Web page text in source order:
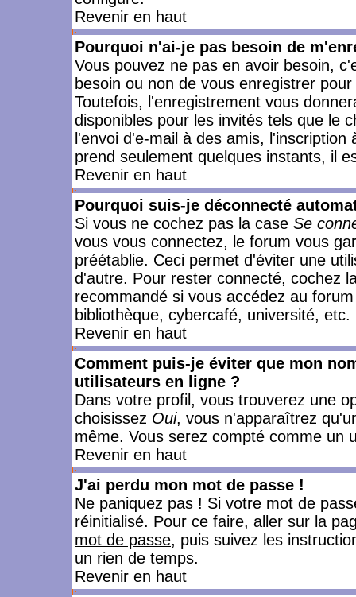
Revenir en haut
Pourquoi n'ai-je pas besoin de
Vous pouvez ne pas en avoir besoin,
besoin ou non de vous enregistrer
Toutefois, l'enregistrement vous
disponibles pour les invités tels que le
l'envoi d'e-mail à des amis,
prend seulement quelques instants, il
Revenir en haut
Pourquoi suis-je déconnecté
Si vous ne cochez pas la case Se
vous vous connectez, le forum vous
préétablie. Ceci permet d'éviter une
d'autre. Pour rester connecté, cochez
recommandé si vous accédez au
bibliothèque, cybercafé, université, etc.
Revenir en haut
Comment puis-je éviter que mon
utilisateurs en ligne ?
Dans votre profil, vous trouverez une
choisissez Oui, vous n'apparaîtrez
même. Vous serez compté comme un
Revenir en haut
J'ai perdu mon mot de passe !
Ne paniquez pas ! Si votre mot de
réinitialisé. Pour ce faire, aller sur la
mot de passe, puis suivez les
un rien de temps.
Revenir en haut